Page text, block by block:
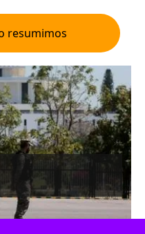
resumimos
artículo